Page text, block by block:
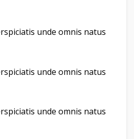
unde omnis natus
unde omnis natus
unde omnis natus